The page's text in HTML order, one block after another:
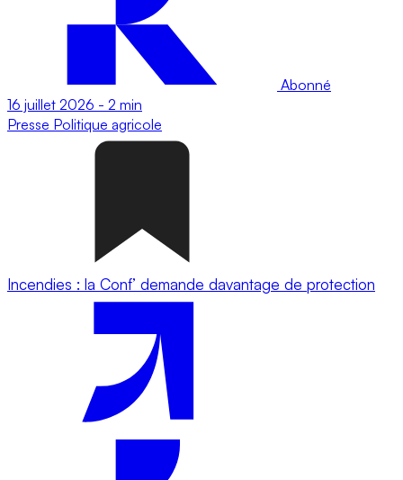
Abonné
16 juillet 2026 - 2 min
Presse Politique agricole
Incendies : la Conf’ demande davantage de protection